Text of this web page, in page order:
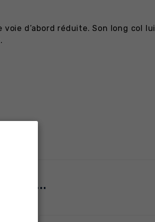
d’abord réduite. Son long col lui